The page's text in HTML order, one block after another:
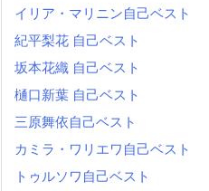
イリア・マリニン自己ベスト
紀平梨花 自己ベスト
坂本花織 自己ベスト
樋口新葉 自己ベスト
三原舞依自己ベスト
カミラ・ワリエワ自己ベスト
トゥルソワ自己ベスト